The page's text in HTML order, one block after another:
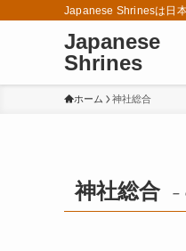
Japanese Shrinesは日
Japanese
Shrines
ホーム 神社総合
神社総合 –